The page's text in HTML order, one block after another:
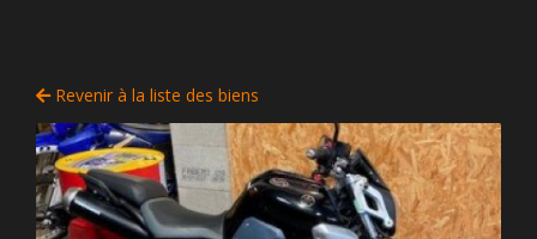
Revenir à la liste des biens